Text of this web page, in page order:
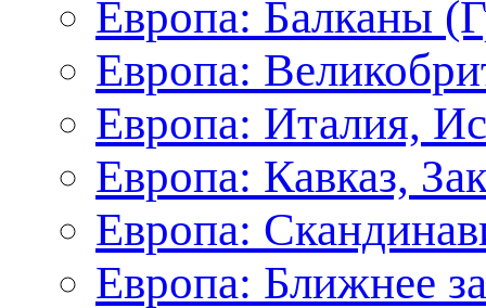
Европа: Балканы
Европа:
Европа: Италия,
Европа: Кавказ,
Европа:
Европа: Ближнее